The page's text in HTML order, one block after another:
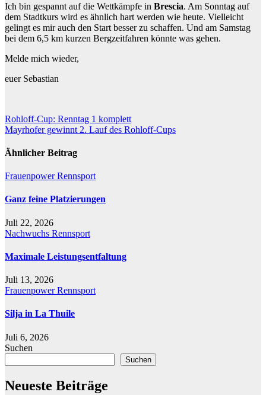
Ich bin gespannt auf die Wettkämpfe in Brescia. Am Sonntag auf
dem Stadtkurs wird es ähnlich hart werden wie heute. Vielleicht
gelingt es mir auch den Start besser zu schaffen. Und am Samstag
bei dem 6,5 km kurzen Bergzeitfahren könnte was gehen.
Melde mich wieder,
euer Sebastian
Beitragsnavigation
Rohloff-Cup: Renntag 1 komplett
Mayrhofer gewinnt 2. Lauf des Rohloff-Cups
Ähnlicher Beitrag
FrauenpowerRennsport
Ganz feine Platzierungen
Juli 22, 2026
Nachwuchs Rennsport
Maximale Leistungsentfaltung
Juli 13, 2026
FrauenpowerRennsport
Silja in La Thuile
Juli 6, 2026
Suchen
Suchen
Neueste Beiträge